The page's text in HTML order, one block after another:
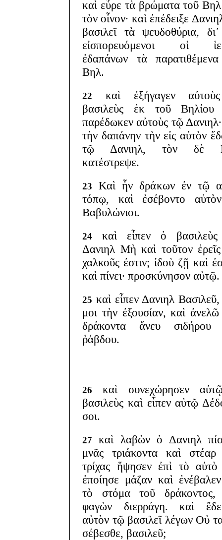
καὶ εὗρε τὰ βρώματα τοῦ
τὸν οἶνον· καὶ ἐπέδειξε
βασιλεῖ τὰ ψευδοθύρια,
εἰσπορευόμενοι οἱ
ἐδαπάνων τὰ
Βηλ.
22
καὶ ἐξήγαγεν
βασιλεὺς ἐκ τοῦ Βηλίου
παρέδωκεν αὐτοὺς τῷ
τὴν δαπάνην τὴν εἰς αὐτὸν
τῷ Δανιηλ, τὸν δὲ
κατέστρεψε.
23
Καὶ ἦν δράκων ἐν τῷ
τόπῳ, καὶ ἐσέβοντο
Βαβυλώνιοι.
24
καὶ εἶπεν ὁ
Δανιηλ Μὴ καὶ τοῦτον ἐρεῖς
χαλκοῦς ἐστιν; ἰδοὺ ζῇ καὶ
καὶ πίνει· προσκύνησον αὐτῷ.
25 καὶ εἶπεν Δανιηλ
μοι τὴν ἐξουσίαν, καὶ
δράκοντα ἄνευ σιδήρου
ῥάβδου.
26
καὶ συνεχώρησεν
βασιλεὺς καὶ εἶπεν αὐτῷ
σοι.
27
καὶ λαβὼν ὁ Δανιηλ
μνᾶς τριάκοντα καὶ στέαρ
τρίχας ἥψησεν ἐπὶ τὸ αὐτὸ
ἐποίησε μάζαν καὶ
τὸ στόμα τοῦ δράκοντος,
φαγὼν διερράγη. καὶ
αὐτὸν τῷ βασιλεῖ λέγων Οὐ
σέβεσθε, βασιλεῦ;